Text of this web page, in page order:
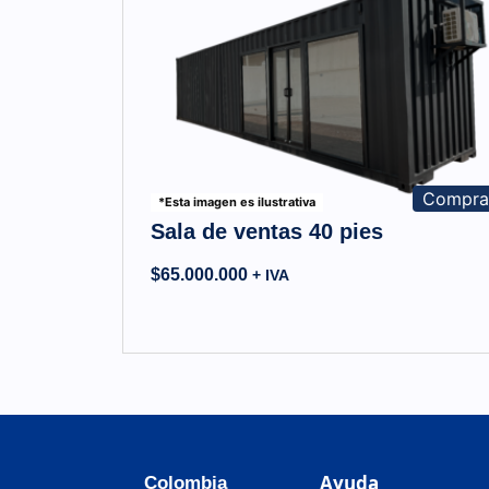
*Esta imagen es ilustrativa Compra
Sala de ventas 40 pies
$65.000.000 + IVA
Colombia Ayuda